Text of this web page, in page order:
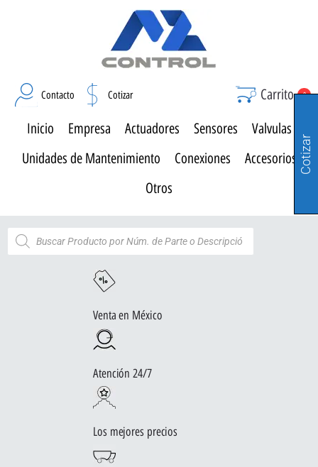
Contacto Cotizar Carrito 0
Inicio Empresa Actuadores Sensores
Valvulas
Unidades de Mantenimiento
Conexiones
Accesorios
Otros
Venta en México
Atención 24/7
Los mejores precios
Cotizar